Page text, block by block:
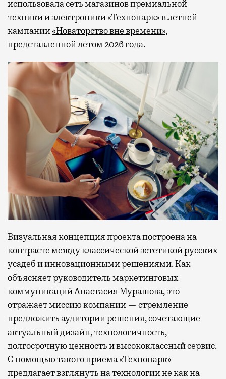
использовала сеть магазинов премиальной
техники и электроники «Технопарк» в летней
кампании«Новаторство вне времени»,
представленной летом 2026 года.
Визуальная концепция проекта построена на
контрасте между классической эстетикой русских
усадеб и инновационными решениями. Как
объясняет руководитель маркетинговых
коммуникаций Анастасия Мурашова, это
отражает миссию компании — стремление
предложить аудитории решения, сочетающие
актуальный дизайн, технологичность,
долгосрочную ценность и высококлассный сервис.
С помощью такого приема «Технопарк»
предлагает взглянуть на технологии не как на